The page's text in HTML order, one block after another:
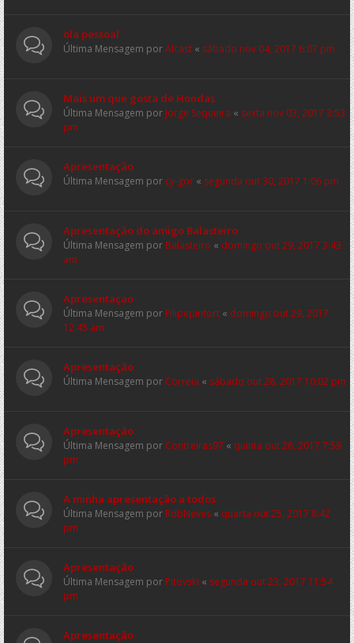
ola pessoal
Última Mensagem porAlcast « sábado nov 04, 2017 6:07 pm
Mais um que gosta de Hondas
Última Mensagem por Jorge Sequeira « sexta nov 03, 2017 3:53
pm
Apresentação
Última Mensagem por cy-gor « segunda out 30, 2017 1:06 pm
Apresentação do amigo Balasteiro
Última Mensagem por Balasteiro « domingo out 29, 2017 3:43
am
Apresentaçao
Última Mensagem por Filipepintort « domingo out 29, 2017
12:45 am
Apresentação
Última Mensagem por Correia « sábado out 28, 2017 10:02 pm
Apresentação
Última Mensagem por Contreiras97 « quinta out 26, 2017 7:59
pm
A minha apresentação a todos
Última Mensagem por RdbNeves « quarta out 25, 2017 8:42
pm
Apresentação
Última Mensagem por Pitovski « segunda out 23, 2017 11:54
pm
Apresentação